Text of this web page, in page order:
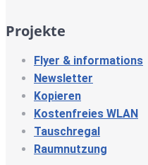
Projekte
Flyer & informations
Newsletter
Kopieren
Kostenfreies WLAN
Tauschregal
Raumnutzung